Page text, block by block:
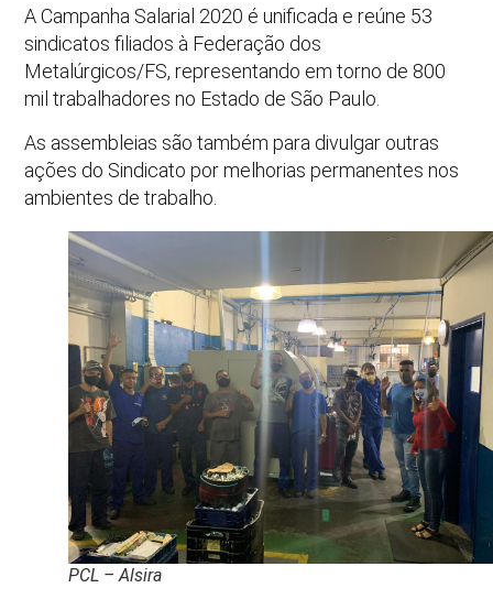
A Campanha Salarial 2020 é unificada e reúne 53
sindicatos filiados à Federação dos
Metalúrgicos/FS, representando em torno de 800
mil trabalhadores no Estado de São Paulo.
As assembleias são também para divulgar outras
ações do Sindicato por melhorias permanentes nos
ambientes de trabalho.
PCL – Alsira